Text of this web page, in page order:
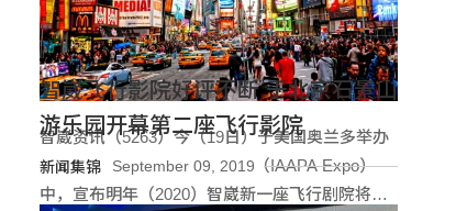
智崴资讯（5263）今（19日）于美国奥兰多举办
的国际主题公园暨游乐设备展（IAAPA Expo）
中，宣布明年（2020）智崴新一座飞行剧院将在
智崴飞行影院好评不断 于北京石景山
游乐园开幕第二座飞行影院
新闻集锦 September 09, 2019